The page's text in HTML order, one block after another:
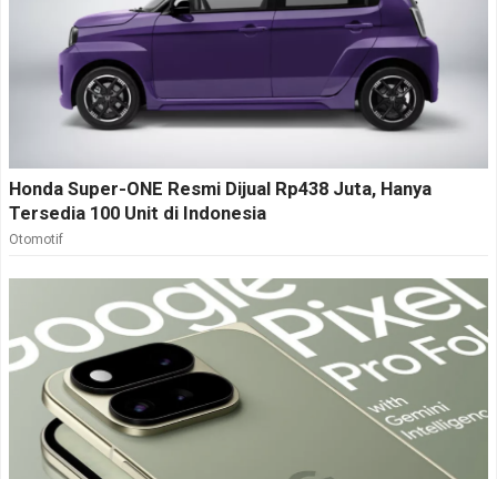
Honda Super-ONE Resmi Dijual Rp438 Juta, Hanya
Tersedia 100 Unit di Indonesia
Otomotif